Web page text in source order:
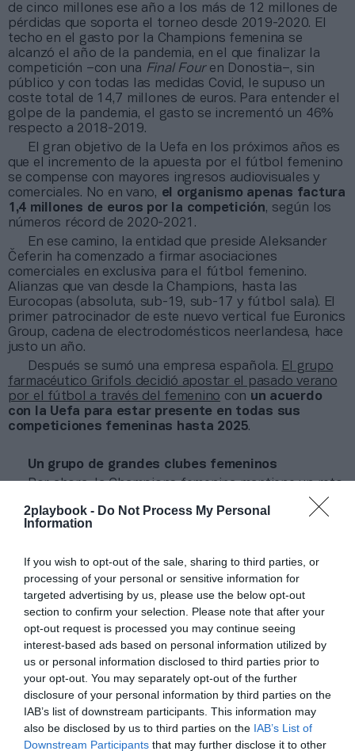
2playbook - Do Not Process My Personal
Information
If you wish to opt-out of the sale, sharing to third parties, or
processing of your personal or sensitive information for
targeted advertising by us, please use the below opt-out
section to confirm your selection. Please note that after your
opt-out request is processed you may continue seeing
interest-based ads based on personal information utilized by
us or personal information disclosed to third parties prior to
your opt-out. You may separately opt-out of the further
disclosure of your personal information by third parties on the
IAB’s list of downstream participants. This information may
also be disclosed by us to third parties on the IAB’s List of
Downstream Participants that may further disclose it to other
de cinco millones ese año a los más de 12 millones de
pérdidas que soporta el torneo desde 2019-2020. El
techo en el gasto por la Champions femenina se
alcanzó el año de la pandemia, en el que finalizar la
competición –con una Final Fouren Donostia–, sin
público y con todas las medidas Covid, le supuso un
coste total de 14,7 millones de euros. Para entender el
golpe de la pandemia, el gasto se incrementó un 46%
respecto a 2018-2019.
El gran objetivo de la Uefa en los próximos años es
que el incremento de la apuesta por el fútbol femenino
se compense con mayores ingresos audiovisuales y
comerciales. No en vano, el organismo apenas factura
1,4 millones de euros por la competición, según los
números récord de 2020-2021.
En ese camino, la entidad que preside Aleksander
Čeferin ha comenzado a firmar asociaciones
comerciales en exclusiva para el fútbol femenino.
Alianzas que van desde la Champions, hasta las
Eurocopas (absoluta, sub-19, sub-17 y fútbol sala). El
primer patrocinador de este nuevo vertical fue Euronics
Group, cadena de electrodomésticos neerlandesa, hace
justo un año.
Después se sumó una empresa española. El grupo
farmacéutico Grifols decidió apostar el pasado verano
por el fútbol a través del femenino con un acuerdo
con la Uefa para estar presente en todas sus
competiciones femeninas hasta 2025.
Un grupo de grandes clubes femeninos
Por ahora, la Champions femenina mantiene un reto
parejo al que se vive todavía hoy en el fútbol masculino,
en el que todavía hay notables brechas de
presupuestos entre los clubes durante las primeras
Sin embargo, en las fases finales ya se puede
contemplar un grupo de clubes que se pueden empezar
a considerargrandesdel fútbol femenino. Equipos con
presupuestos entre 5 millones y 8 millones de euros y
dónde se incluye el FC Barcelona.
Las blaugranas disputarán mañana su segunda final
de Champions consecutiva, con el objetivo de revalidar
el título de campeón europeo. Para ello,
el Barça cuenta
con 7,5 millones de presupuesto
competitiva para la que destina 4,6 millones. Eso sí, el
club, a pesar de ganarlo todo en 2020-2021,asumió
unas pérdidas de 2,3 millones la pasada temporada